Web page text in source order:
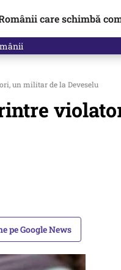
care schimbă
un militar de la Deveselu
pe Google News